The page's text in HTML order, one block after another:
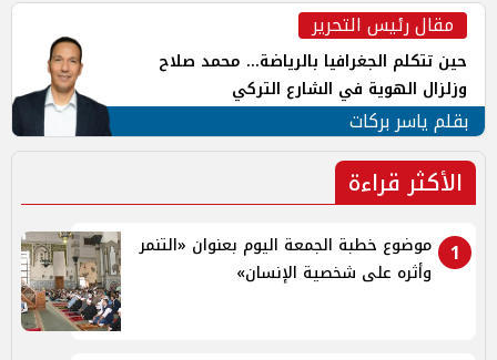
مقال رئيس التحرير
حين تتكلم الجغرافيا بالرياضة... محمد صلاح
وزلزال الهوية في الشارع التركي
بقلم ياسر بركات
الأكثر قراءة
1
موضوع خطبة الجمعة اليوم بعنوان «التنمر
وأثره على شخصية الإنسان»